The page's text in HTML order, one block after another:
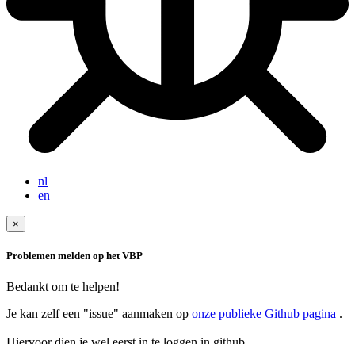
nl
en
×
Problemen melden op het VBP
Bedankt om te helpen!
Je kan zelf een "issue" aanmaken op onze publieke Github pagina .